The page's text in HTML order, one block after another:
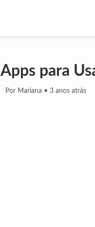
Apps para
Por Mariana • 3 anos atrás